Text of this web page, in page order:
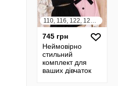
110, 116, 122, 128, 134, 140
745 грн
Неймовірно
стильний
комплект для
ваших дівчаток